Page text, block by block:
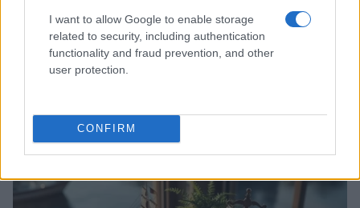
I want to allow Google to enable storage
related to security, including authentication
functionality and fraud prevention, and other
user protection.
CONFIRM
Acquisizione Fincantieri-WSense: i fondatori restano
B2B NEWS